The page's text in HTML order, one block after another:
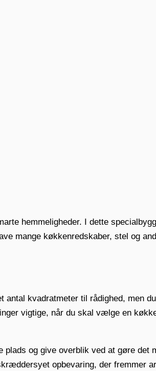
hemmeligheder. I dette
mange køkkenredskaber, stel og
kvadratmeter til rådighed, men
vigtige, når du skal vælge en
og give overblik ved at gøre det
opbevaring, der fremmer